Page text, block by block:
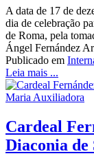
A data de 17 de
dia de celebração
de Roma, pela
Ángel Fernández
Publicado em
Leia mais ...
Cardeal
Diaconia